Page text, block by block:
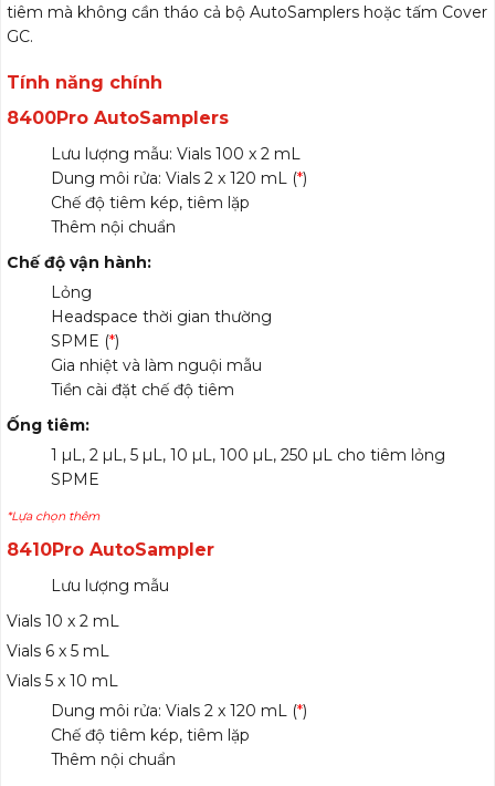
tiêm mà không cần tháo cả bộ AutoSamplers hoặc tấm Cover
GC.
Tính năng chính
8400Pro AutoSamplers
Lưu lượng mẫu: Vials 100 x 2 mL
Dung môi rửa: Vials 2 x 120 mL (*)
Chế độ tiêm kép, tiêm lặp
Thêm nội chuẩn
Chế độ vận hành:
Lỏng
Headspace thời gian thường
SPME (*)
Gia nhiệt và làm nguội mẫu
Tiền cài đặt chế độ tiêm
Ống tiêm:
1 µL, 2 µL, 5 µL, 10 µL, 100 µL, 250 µL cho tiêm lỏng
SPME
*Lựa chọn thêm
8410Pro AutoSampler
Lưu lượng mẫu
Vials 10 x 2 mL
Vials 6 x 5 mL
Vials 5 x 10 mL
Dung môi rửa: Vials 2 x 120 mL (*)
Chế độ tiêm kép, tiêm lặp
Thêm nội chuẩn